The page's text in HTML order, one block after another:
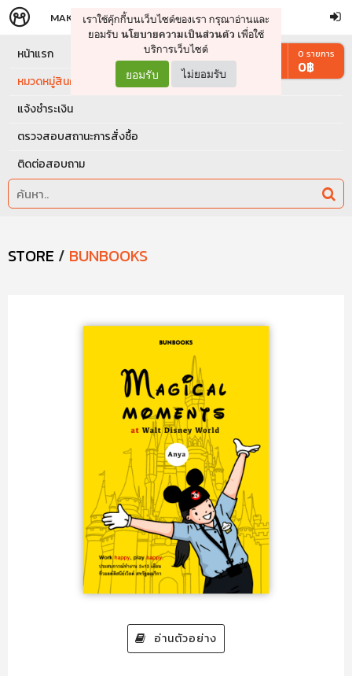
จัดการรถเข็น ดำเนินการต่อ
MAKERS STORE
เราใช้คุ๊กกี้บนเว็บไซต์ของเรา กรุณาอ่านและ
ยอมรับ นโยบายความเป็นส่วนตัว เพื่อใช้
บริการเว็บไซต์
ยอมรับ ไม่ยอมรับ
หน้าแรก
หมวดหมู่สินค้า
แจ้งชำระเงิน
ตรวจสอบสถานะการสั่งซื้อ
ติดต่อสอบถาม
0 รายการ
0฿
STORE / BUNBOOKS
อ่านตัวอย่าง